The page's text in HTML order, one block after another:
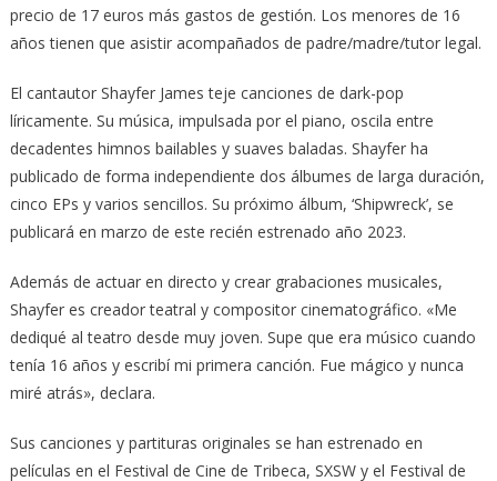
precio de 17 euros más gastos de gestión. Los menores de 16
años tienen que asistir acompañados de padre/madre/tutor legal.
El cantautor Shayfer James teje canciones de dark-pop
líricamente. Su música, impulsada por el piano, oscila entre
decadentes himnos bailables y suaves baladas. Shayfer ha
publicado de forma independiente dos álbumes de larga duración,
cinco EPs y varios sencillos. Su próximo álbum, ‘Shipwreck’, se
publicará en marzo de este recién estrenado año 2023.
Además de actuar en directo y crear grabaciones musicales,
Shayfer es creador teatral y compositor cinematográfico. «Me
dediqué al teatro desde muy joven. Supe que era músico cuando
tenía 16 años y escribí mi primera canción. Fue mágico y nunca
miré atrás», declara.
Sus canciones y partituras originales se han estrenado en
películas en el Festival de Cine de Tribeca, SXSW y el Festival de